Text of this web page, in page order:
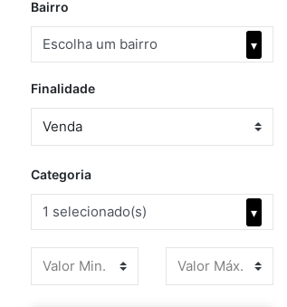
Bairro
Escolha um bairro ▾
Finalidade
Categoria
1 selecionado(s) ▾